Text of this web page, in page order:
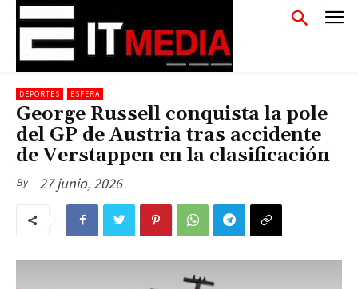
DEPORTES ESFERA
George Russell conquista la pole
del GP de Austria tras accidente
de Verstappen en la clasificación
By 27 junio, 2026